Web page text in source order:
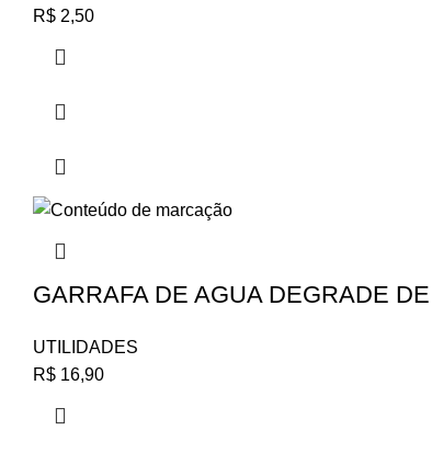
R$ 2,50
GARRAFA DE AGUA DEGRADE
UTILIDADES
R$ 16,90